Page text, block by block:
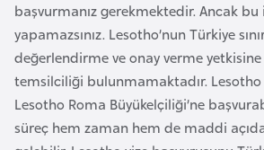
başvurmanız gerekmektedir. Ancak bu
yapamazsınız. Lesotho’nun Türkiye
değerlendirme ve onay verme
temsilciliği bulunmamaktadır.
Lesotho Roma Büyükelçiliği’ne
süreç hem zaman hem de maddi
e
n
i
n
B